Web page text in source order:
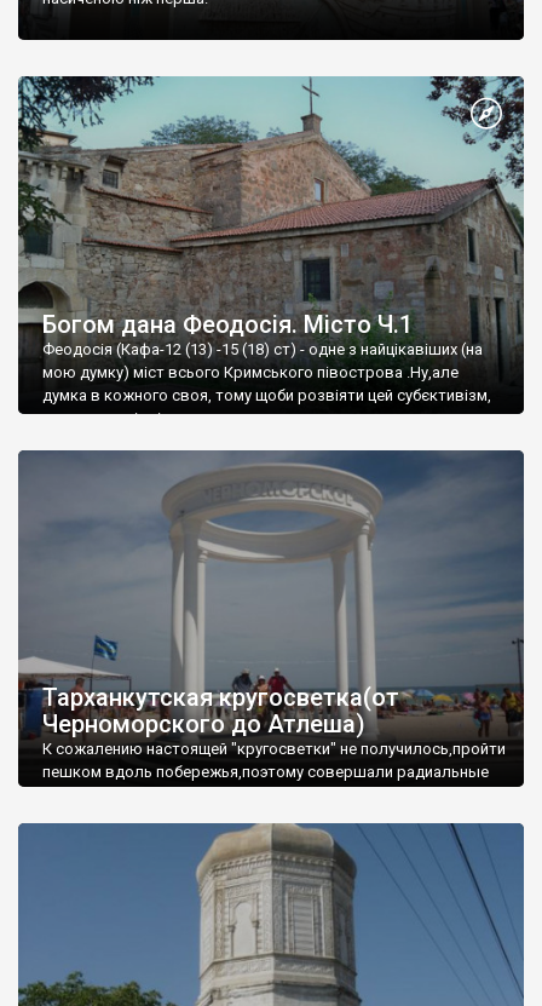
Богом дана Феодосія. Місто Ч.1
Феодосія (Кафа-12 (13) -15 (18) ст) - одне з найцікавіших (на
мою думку) міст всього Кримського півострова .Ну,але
думка в кожного своя, тому щоби розвіяти цей субєктивізм,
запрошую відвідати це
Тарханкутская кругосветка(от
Черноморского до Атлеша)
К сожалению настоящей "кругосветки" не получилось,пройти
пешком вдоль побережья,поэтому совершали радиальные